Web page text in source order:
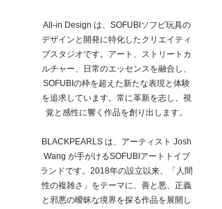
All-in Design は、SOFUBIソフビ玩具の
デザインと開発に特化したクリエイティ
ブスタジオです。アート、ストリートカ
ルチャー、日常のエッセンスを融合し、
SOFUBIの枠を超えた新たな表現と体験
を追求しています。常に革新を志し、視
覚と感性に響く作品を創り出します。
BLACKPEARLS は、アーティスト Josh
Wang が手がけるSOFUBIアートトイブ
ランドです。2018年の設立以来、「人間
性の複雑さ」をテーマに、善と悪、正義
と邪悪の曖昧な境界を探る作品を展開し